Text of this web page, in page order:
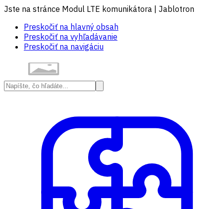
Jste na stránce Modul LTE komunikátora | Jablotron
Preskočiť na hlavný obsah
Preskočiť na vyhľadávanie
Preskočiť na navigáciu